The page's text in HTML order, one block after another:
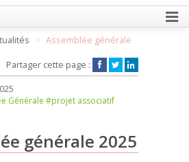
FAIRE UN DON
Assemblée générale
Partager cette page :
Générale #projet associatif
générale 2025